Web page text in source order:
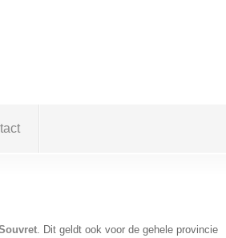
. Dit geldt ook voor de gehele provincie